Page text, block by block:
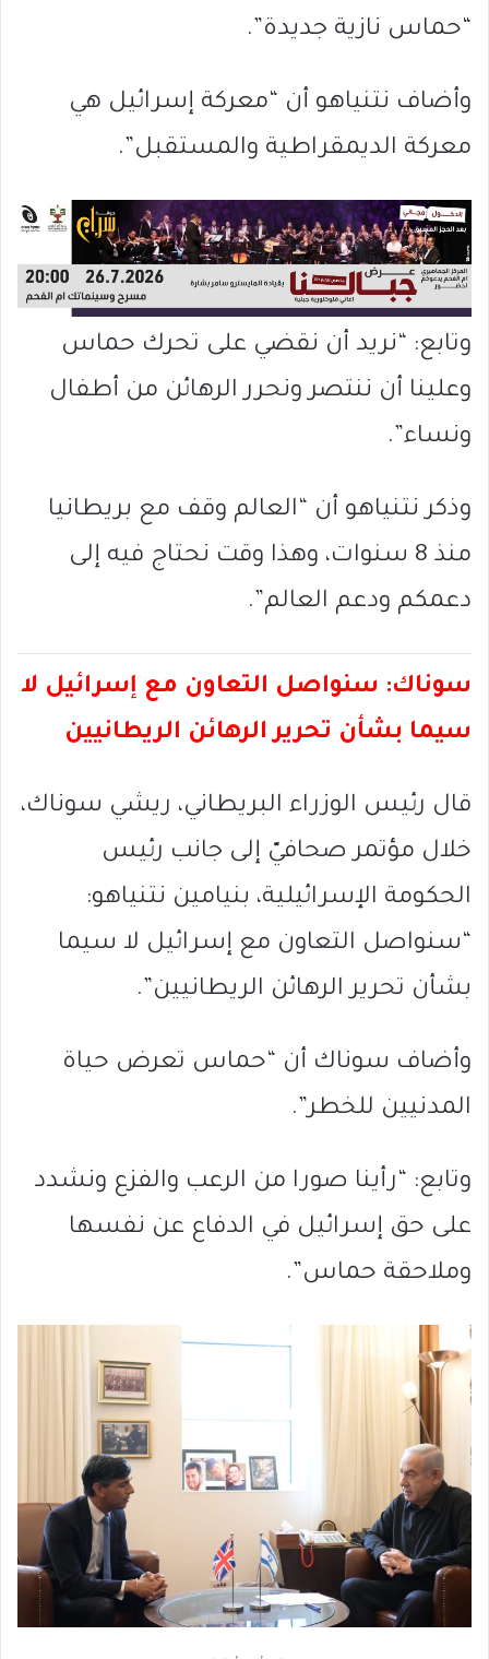
“حماس نازية جديدة”.
وأضاف نتنياهو أن “معركة إسرائيل هي
معركة الديمقراطية والمستقبل”.
وتابع: “نريد أن نقضي على تحرك حماس
وعلينا أن ننتصر ونحرر الرهائن من أطفال
ونساء”.
وذكر نتنياهو أن “العالم وقف مع بريطانيا
منذ 8 سنوات، وهذا وقت نحتاج فيه إلى
دعمكم ودعم العالم”.
سوناك: سنواصل التعاون مع إسرائيل لا
سيما بشأن تحرير الرهائن الريطانيين
قال رئيس الوزراء البريطاني، ريشي سوناك،
خلال مؤتمر صحافيّ إلى جانب رئيس
الحكومة الإسرائيلية، بنيامين نتنياهو:
“سنواصل التعاون مع إسرائيل لا سيما
بشأن تحرير الرهائن الريطانيين”.
وأضاف سوناك أن “حماس تعرض حياة
المدنيين للخطر”.
وتابع: “رأينا صورا من الرعب والفزع ونشدد
على حق إسرائيل في الدفاع عن نفسها
وملاحقة حماس”.